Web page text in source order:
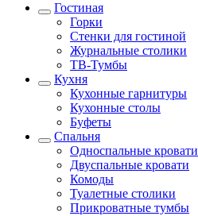
Гостиная
Горки
Стенки для гостиной
Журнальные столики
TВ-Тумбы
Кухня
Кухонные гарнитуры
Кухонные столы
Буфеты
Спальня
Односпальные кровати
Двуспальные кровати
Комоды
Туалетные столики
Прикроватные тумбы